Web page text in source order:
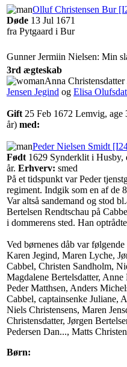
Olluf
Døde ‎13 Jul 1671
fra Pytgaard i Bur
Gunner Jermiin Nielsen: Min
3rd ægteskab
Jensen Jegind og Elisa
Gift ‎25 Feb 1672 Lemvig, age
år) med:
Peder
Født ‎1629 Synderklit i Husby,
år. Erhverv: smed
På et tidspunkt var Peder
regiment. Indgik som en af de
Var altså sandemand og stod
Bertelsen Rendtschau på
i dommerens sted. Han
Ved børnenes dåb var følgende
Karen Jegind, Maren Lyche,
Cabbel, Christen Sandholm,
Magdalene Bertelsdatter,
Peder Matthsen, Anders
Cabbel, captainsenke Juliane,
Niels Christensens, Maren
Christensdatter, Jørgen
Pedersen Dan..., Matts
Børn: